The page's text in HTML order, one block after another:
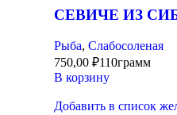
СЕВИЧЕ ИЗ
Рыба, Слабосоленая
750,00 ₽110грамм
В корзину
Добавить в список